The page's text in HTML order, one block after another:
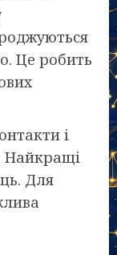
Це робить
і
Найкращі
Для